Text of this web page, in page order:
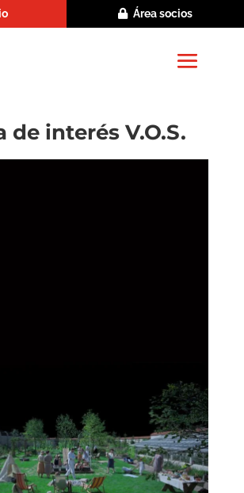
Área socios
de interés V.O.S.